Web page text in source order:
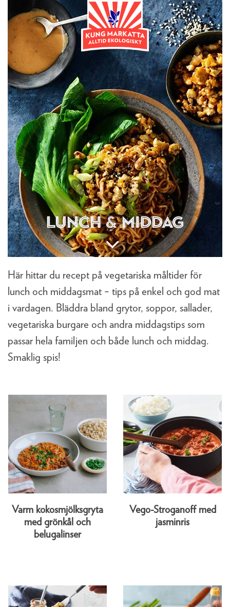
Lunch & Middag
Här hittar du recept på vegetariska måltider för
lunch och middagsmat − tips på enkel och god mat
i vardagen. Bläddra bland grytor, soppor, sallader,
vegetariska burgare och andra middagstips som
passar hela familjen och både lunch och middag.
Smaklig spis!
Varm kokosmjölksgryta
med grönkål och
belugalinser
Vego-Stroganoff med
jasminris